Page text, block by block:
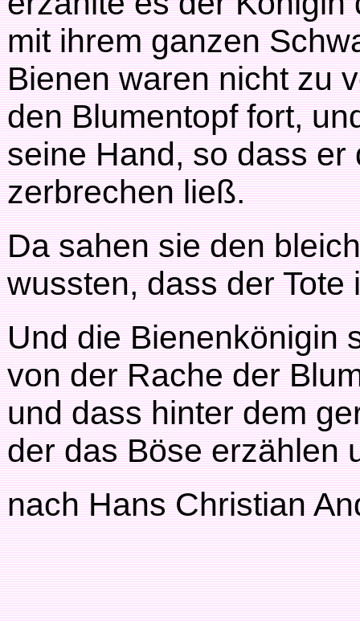
mit ihrem ganzen
Bienen waren nicht zu
den Blumentopf fort,
seine Hand, so dass er
zerbrechen ließ.
Da sahen sie den
wussten, dass der
Und die Bienenkönigin
von der Rache der
und dass hinter dem
der das Böse erzählen
nach Hans Christian